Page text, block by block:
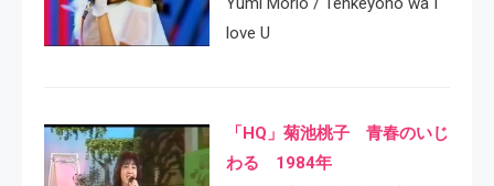
love U
「HQ」菊池桃子 青春のいじ
わる 1984年